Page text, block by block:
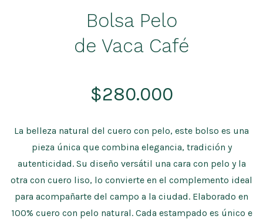
Bolsa Pelo
de Vaca Café
$280.000
La belleza natural del cuero con pelo, este bolso es una
pieza única que combina elegancia, tradición y
autenticidad. Su diseño versátil una cara con pelo y la
otra con cuero liso, lo convierte en el complemento ideal
para acompañarte del campo a la ciudad. Elaborado en
100% cuero con pelo natural. Cada estampado es único e